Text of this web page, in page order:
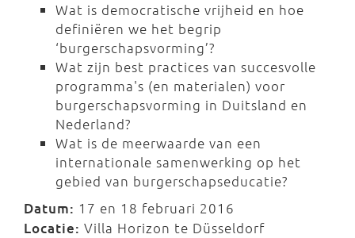
Wat is democratische vrijheid en hoe
definiëren we het begrip
‘burgerschapsvorming’?
Wat zijn best practices van succesvolle
programma's (en materialen) voor
burgerschapsvorming in Duitsland en
Nederland?
Wat is de meerwaarde van een
internationale samenwerking op het
gebied van burgerschapseducatie?
Datum: 17 en 18 februari 2016
Locatie: Villa Horizon te Düsseldorf